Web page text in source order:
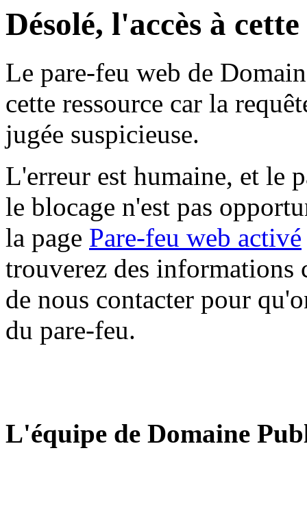
Désolé, l'accès à
Le pare-feu web de
cette ressource car la
jugée suspicieuse.
L'erreur est humaine, et le
le blocage n'est pas
la page Pare-feu web activé
trouverez des informations
de nous contacter pour
du pare-feu.
L'équipe de Domaine